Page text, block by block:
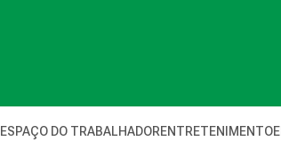
ESPAÇO DO TRABALHADORENTRETENIMENTO